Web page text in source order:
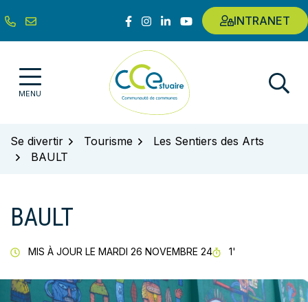
au
contenu
Lien vers le compte Facebook
Lien vers le compte Instagram
Lien vers le compte Linkedin
Lien vers la chaîne Youtube
INTRANET
MENU Communauté de communes de
Se divertir Tourisme
Les Sentiers des Arts
BAULT
BAULT
MIS À JOUR LE MARDI 26 NOVEMBRE 24 TEMPS DE
1'